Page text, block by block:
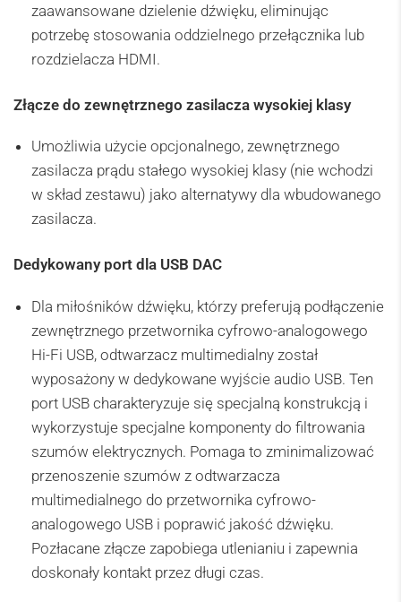
zaawansowane dzielenie dźwięku, eliminując
potrzebę stosowania oddzielnego przełącznika lub
rozdzielacza HDMI.
Złącze do zewnętrznego zasilacza wysokiej klasy
Umożliwia użycie opcjonalnego, zewnętrznego
zasilacza prądu stałego wysokiej klasy (nie wchodzi
w skład zestawu) jako alternatywy dla wbudowanego
zasilacza.
Dedykowany port dla USB DAC
Dla miłośników dźwięku, którzy preferują podłączenie
zewnętrznego przetwornika cyfrowo-analogowego
Hi-Fi USB, odtwarzacz multimedialny został
wyposażony w dedykowane wyjście audio USB. Ten
port USB charakteryzuje się specjalną konstrukcją i
wykorzystuje specjalne komponenty do filtrowania
szumów elektrycznych. Pomaga to zminimalizować
przenoszenie szumów z odtwarzacza
multimedialnego do przetwornika cyfrowo-
analogowego USB i poprawić jakość dźwięku.
Pozłacane złącze zapobiega utlenianiu i zapewnia
doskonały kontakt przez długi czas.